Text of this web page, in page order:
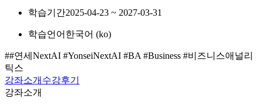
학습기간2025-04-23 ~ 2027-03-31
학습언어 한국어 ‎(ko)‎
##연세NextAI #YonseiNextAI #BA #Business #비즈니스애널리
틱스
강좌소개 수강후기
강좌소개